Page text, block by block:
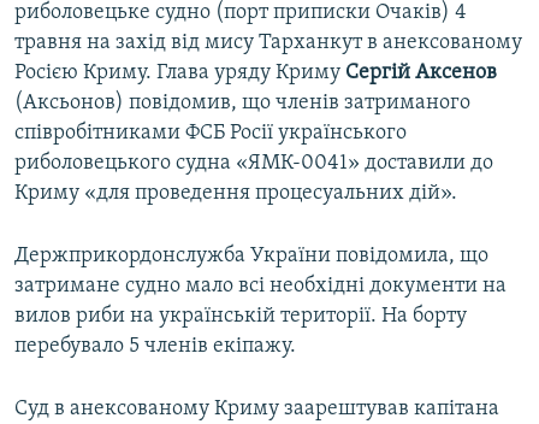
риболовецьке судно (порт приписки Очаків) 4
травня на захід від мису Тарханкут в анексованому
Росією Криму. Глава уряду Криму Сергій Аксенов
(Аксьонов) повідомив, що членів затриманого
співробітниками ФСБ Росії українського
риболовецького судна «ЯМК-0041» доставили до
Криму «для проведення процесуальних дій».
Держприкордонслужба України повідомила, що
затримане судно мало всі необхідні документи на
вилов риби на українській території. На борту
перебувало 5 членів екіпажу.
Суд в анексованому Криму заарештував капітана